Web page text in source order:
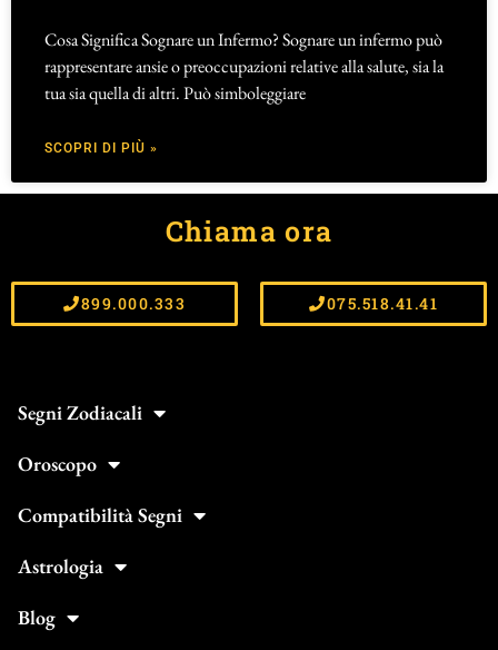
Cosa Significa Sognare un Infermo? Sognare un infermo può
rappresentare ansie o preoccupazioni relative alla salute, sia la
tua sia quella di altri. Può simboleggiare
SCOPRI DI PIÙ »
Chiama ora
899.000.333 075.518.41.41
Segni Zodiacali
Oroscopo
Compatibilità Segni
Astrologia
Blog